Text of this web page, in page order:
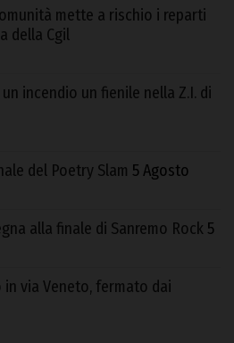
mette a rischio i reparti
della Cgil
incendio un fienile nella Z.I. di
del Poetry Slam 5 Agosto
alla finale di Sanremo Rock 5
via Veneto, fermato dai